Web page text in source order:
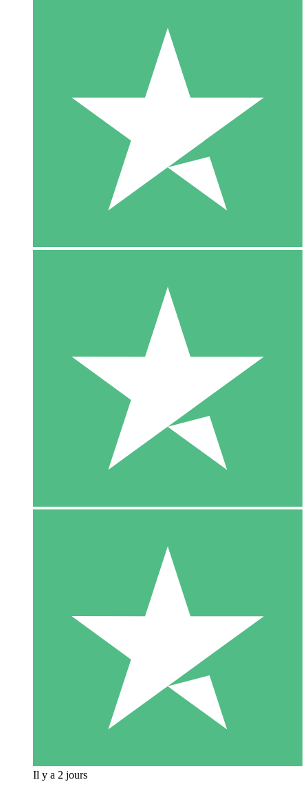
Il y a 2 jours